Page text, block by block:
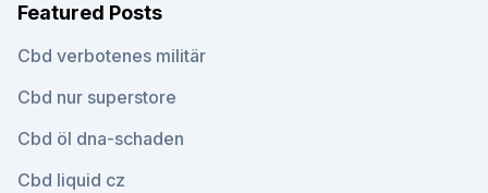
Featured Posts
Cbd verbotenes militär
Cbd nur superstore
Cbd öl dna-schaden
Cbd liquid cz